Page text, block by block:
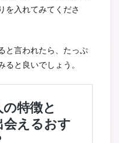
を入れてみてくださ
と言われたら、たっぷ
ると良いでしょう。